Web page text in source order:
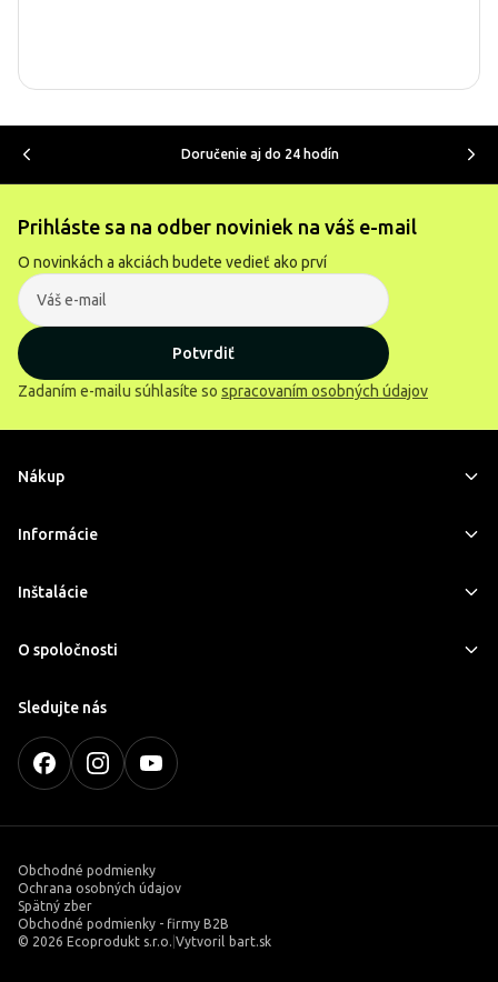
Doručenie aj do 24 hodín
Prihláste sa na odber noviniek na váš e-mail
O novinkách a akciách budete vedieť ako prví
Potvrdiť
Zadaním e-mailu súhlasíte so spracovaním osobných údajov
Nákup
Informácie
Inštalácie
O spoločnosti
Sledujte nás
Obchodné podmienky
Ochrana osobných údajov
Spätný zber
Obchodné podmienky - firmy B2B
© 2026 Ecoprodukt s.r.o. Vytvoril bart.sk